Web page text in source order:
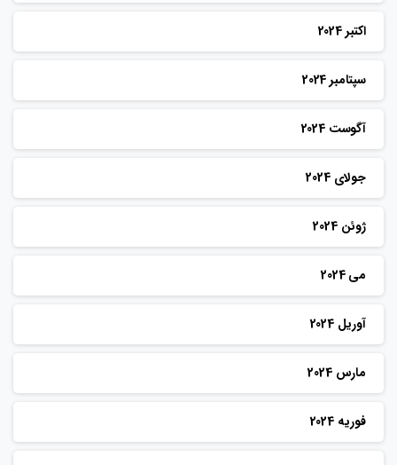
اکتبر 2024
سپتامبر 2024
آگوست 2024
جولای 2024
ژوئن 2024
می 2024
آوریل 2024
مارس 2024
فوریه 2024